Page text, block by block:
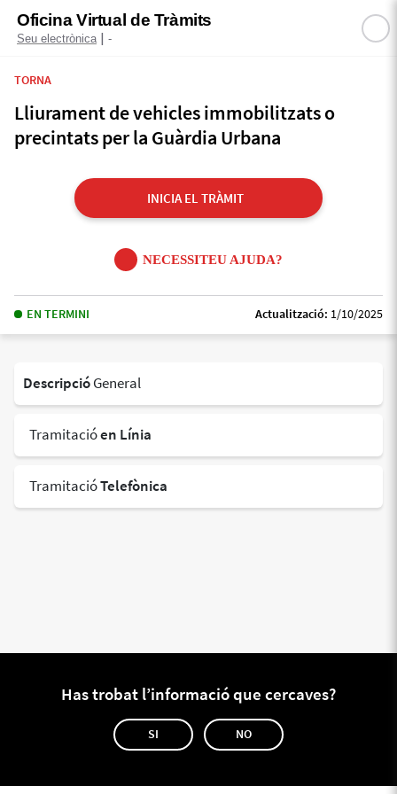
Oficina Virtual de Tràmits
Seu electrònica | -
TORNA
Lliurament de vehicles immobilitzats o
precintats per la Guàrdia Urbana
INICIA EL TRÀMIT
NECESSITEU AJUDA?
EN TERMINI Actualització: 1/10/2025
DescripcióGeneral
Tramitacióen Línia
TramitacióTelefònica
Has trobat l’informació que cercaves?
SI NO